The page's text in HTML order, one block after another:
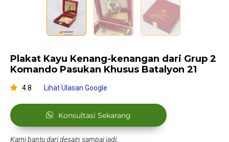
Plakat Kayu Kenang-kenangan dari Grup 2
Komando Pasukan Khusus Batalyon 21
4.8 Lihat Ulasan Google
Konsultasi Sekarang
Kami bantu dari desain sampai jadi.